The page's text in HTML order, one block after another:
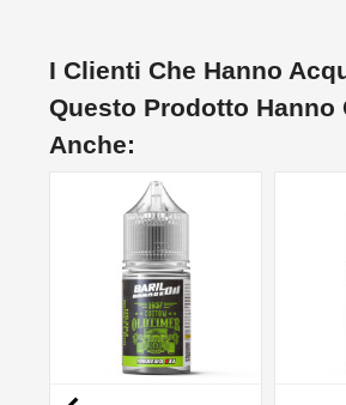
I Clienti Che Hanno
Questo Prodotto Hanno
Anche: